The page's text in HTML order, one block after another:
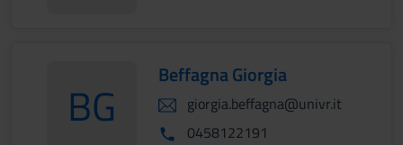
BGBeffagnaGiorgia
Beffagna Giorgia
giorgia.beffagna@univr.it
0458122191